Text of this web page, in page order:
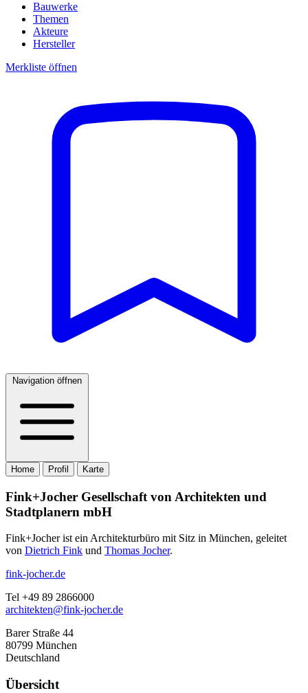
Bauwerke
Themen
Akteure
Hersteller
Merkliste öffnen
Navigation öffnen
Home Profil Karte
Fink+Jocher Gesellschaft von Architekten und
Stadtplanern mbH
Fink+Jocher ist ein Architekturbüro mit Sitz in München, geleitet
von Dietrich Fink und Thomas Jocher.
fink-jocher.de
Tel +49 89 2866000
architekten@fink-jocher.de
Barer Straße 44
80799 München
Deutschland
Übersicht